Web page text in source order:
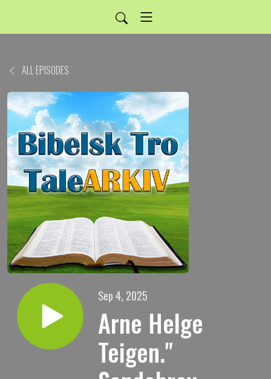
ALL EPISODES
Sep 4, 2025
Arne Helge
Teigen."